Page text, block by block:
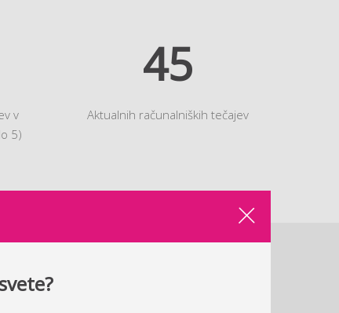
v
5)
45
Aktualnih računalniških tečajev
TRIKI IN NOVICE